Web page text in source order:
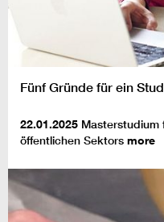
Fünf Gründe für ein
22.01.2025 Masterstudium
öffentlichen Sektors more